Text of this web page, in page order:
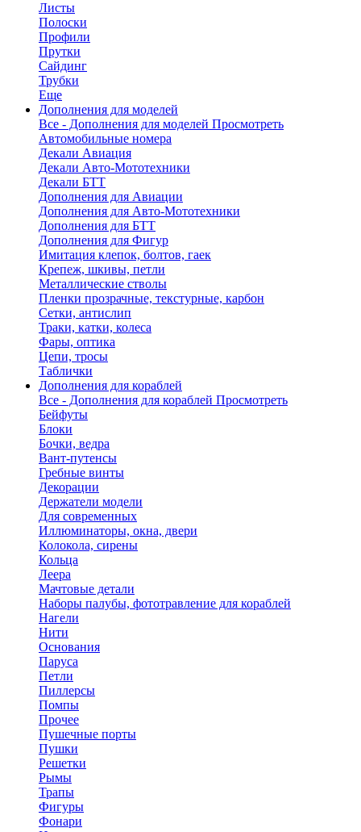
Листы
Полоски
Профили
Прутки
Сайдинг
Трубки
Еще
Дополнения для моделей
Все - Дополнения для моделей Просмотреть
Автомобильные номера
Декали Авиация
Декали Авто-Мототехники
Декали БТТ
Дополнения для Авиации
Дополнения для Авто-Мототехники
Дополнения для БТТ
Дополнения для Фигур
Имитация клепок, болтов, гаек
Крепеж, шкивы, петли
Металлические стволы
Пленки прозрачные, текстурные, карбон
Сетки, антислип
Траки, катки, колеса
Фары, оптика
Цепи, тросы
Таблички
Дополнения для кораблей
Все - Дополнения для кораблей Просмотреть
Бейфуты
Блоки
Бочки, ведра
Вант-путенсы
Гребные винты
Декорации
Держатели модели
Для современных
Иллюминаторы, окна, двери
Колокола, сирены
Кольца
Леера
Мачтовые детали
Наборы палубы, фототравление для кораблей
Нагели
Нити
Основания
Паруса
Петли
Пиллерсы
Помпы
Прочее
Пушечные порты
Пушки
Решетки
Рымы
Трапы
Фигуры
Фонари